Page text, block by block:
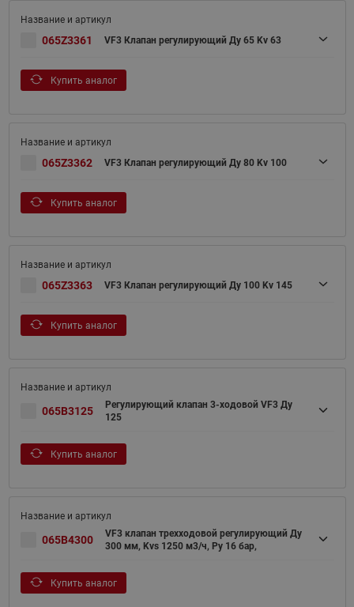
065Z3361 VF3 Клапан регулирующий Ду 65 Kv 63
Купить аналог
065Z3362 VF3 Клапан регулирующий Ду 80 Kv 100
Купить аналог
065Z3363 VF3 Клапан регулирующий Ду 100 Kv 145
Купить аналог
065B3125
Регулирующий клапан 3-ходовой VF3 Ду
125
Купить аналог
065B4300
VF3 клапан трехходовой регулирующий Ду
300 мм, Kvs 1250 м3/ч, Ру 16 бар,
Купить аналог